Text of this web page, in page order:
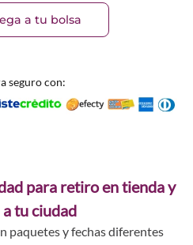
a tu bolsa
seguro con:
para retiro en tienda y
tu ciudad
paquetes y fechas diferentes